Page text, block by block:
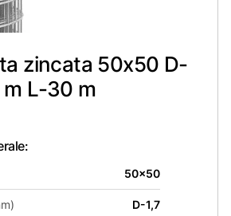
zincata 50х50 D-
m L-30 m
50x50
D-1,7